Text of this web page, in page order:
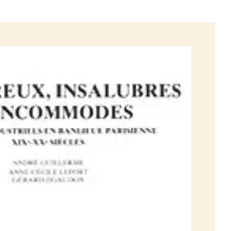
impressions manufacturiÈres à Paris